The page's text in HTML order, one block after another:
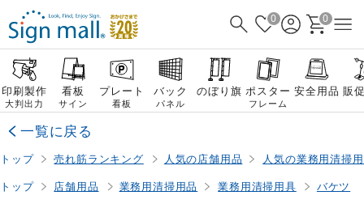
0 0
印刷製作
大判出力
看板
サイン
プレート
看板
バック
パネル
のぼり旗 ポスター
フレーム
安全用品 販
一覧に戻る
トップ 売れ筋ランキング 人気の店舗用品
人気の業務用清掃
トップ
店舗用品 業務用清掃用品 業務用清掃用具 バケツ